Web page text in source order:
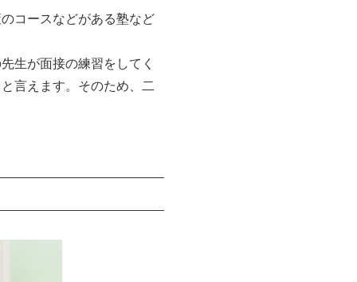
コースなどがある塾など
生が面接の練習をしてく
言えます。そのため、二